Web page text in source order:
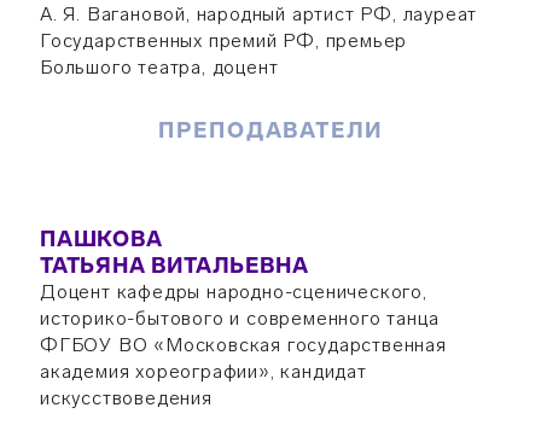
А. Я. Вагановой, народный артист РФ, лауреат
Государственных премий РФ, премьер
Большого театра, доцент
ПРЕПОДАВАТЕЛИ
ПАШКОВА
ТАТЬЯНА ВИТАЛЬЕВНА
Доцент кафедры народно-сценического,
историко-бытового и современного танца
ФГБОУ ВО «Московская государственная
академия хореографии», кандидат
искусствоведения